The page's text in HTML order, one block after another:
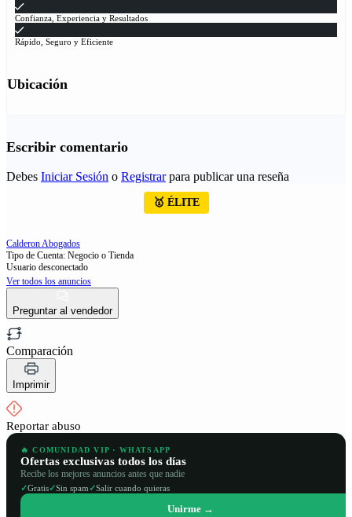
Confianza, Experiencia y Resultados
Rápido, Seguro y Eficiente
Ubicación
Escribir comentario
Debes Iniciar Sesión o Registrarpara publicar una reseña
🥇 ÉLITE
Calderon Abogados
Tipo de Cuenta: Negocio o Tienda
Usuario desconectado
Ver todos los anuncios
Preguntar al vendedor
Comparación
Imprimir
Reportar abuso
🔥 COMUNIDAD VIP · WHATSAPP
Ofertas exclusivas todos los días
Recibe los mejores anuncios antes que nadie
✓Gratis✓Sin spam✓Salir cuando quieras
Unirme →